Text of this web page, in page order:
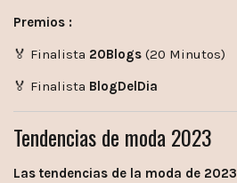
Premios :
🏅 Finalista 20Blogs (20 Minutos)
🏅 Finalista BlogDelDia
Tendencias de moda 2023
Las tendencias de la moda de 2023